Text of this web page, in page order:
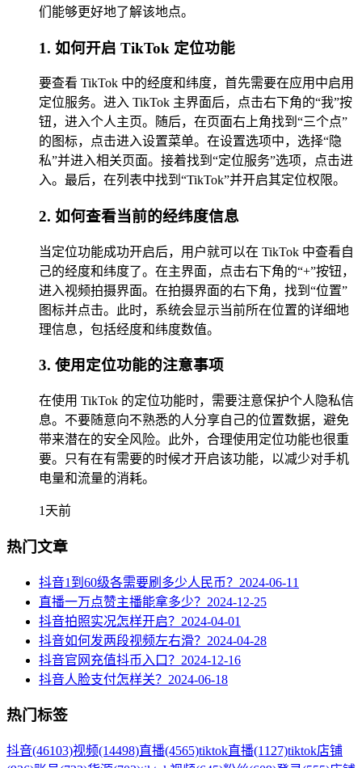
们能够更好地了解该地点。
1. 如何开启 TikTok 定位功能
要查看 TikTok 中的经度和纬度，首先需要在应用中启用
定位服务。进入 TikTok 主界面后，点击右下角的“我”按
钮，进入个人主页。随后，在页面右上角找到“三个点”
的图标，点击进入设置菜单。在设置选项中，选择“隐
私”并进入相关页面。接着找到“定位服务”选项，点击进
入。最后，在列表中找到“TikTok”并开启其定位权限。
2. 如何查看当前的经纬度信息
当定位功能成功开启后，用户就可以在 TikTok 中查看自
己的经度和纬度了。在主界面，点击右下角的“+”按钮，
进入视频拍摄界面。在拍摄界面的右下角，找到“位置”
图标并点击。此时，系统会显示当前所在位置的详细地
理信息，包括经度和纬度数值。
3. 使用定位功能的注意事项
在使用 TikTok 的定位功能时，需要注意保护个人隐私信
息。不要随意向不熟悉的人分享自己的位置数据，避免
带来潜在的安全风险。此外，合理使用定位功能也很重
要。只有在有需要的时候才开启该功能，以减少对手机
电量和流量的消耗。
1天前
热门文章
抖音1到60级各需要刷多少人民币？ 2024-06-11
直播一万点赞主播能拿多少？ 2024-12-25
抖音拍照实况怎样开启？ 2024-04-01
抖音如何发两段视频左右滑？ 2024-04-28
抖音官网充值抖币入口？ 2024-12-16
抖音人脸支付怎样关？ 2024-06-18
热门标签
抖音(46103)视频(14498)直播(4565)tiktok直播(1127)tiktok店铺